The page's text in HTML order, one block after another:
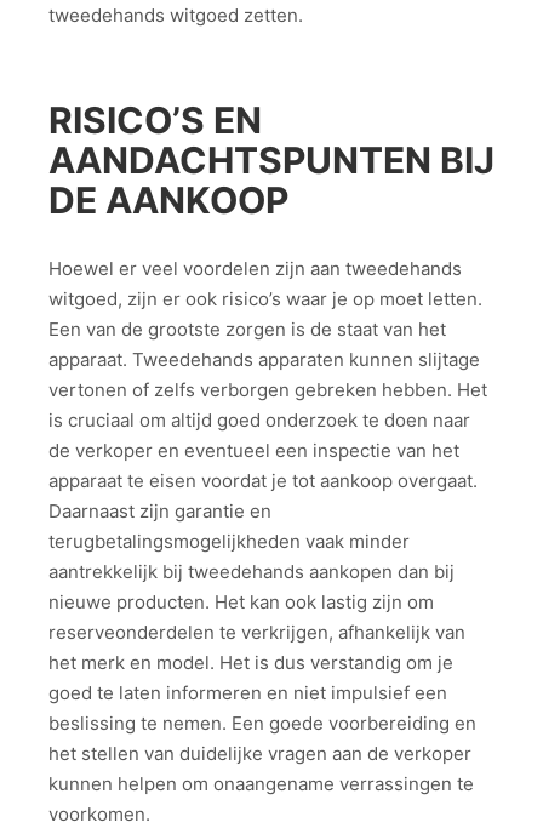
tweedehands witgoed zetten.
RISICO’S EN
AANDACHTSPUNTEN BIJ
DE AANKOOP
Hoewel er veel voordelen zijn aan tweedehands
witgoed, zijn er ook risico’s waar je op moet letten.
Een van de grootste zorgen is de staat van het
apparaat. Tweedehands apparaten kunnen slijtage
vertonen of zelfs verborgen gebreken hebben. Het
is cruciaal om altijd goed onderzoek te doen naar
de verkoper en eventueel een inspectie van het
apparaat te eisen voordat je tot aankoop overgaat.
Daarnaast zijn garantie en
terugbetalingsmogelijkheden vaak minder
aantrekkelijk bij tweedehands aankopen dan bij
nieuwe producten. Het kan ook lastig zijn om
reserveonderdelen te verkrijgen, afhankelijk van
het merk en model. Het is dus verstandig om je
goed te laten informeren en niet impulsief een
beslissing te nemen. Een goede voorbereiding en
het stellen van duidelijke vragen aan de verkoper
kunnen helpen om onaangename verrassingen te
voorkomen.